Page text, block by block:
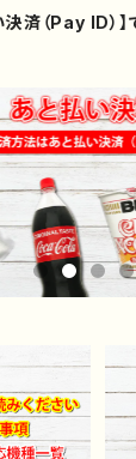
決済（Pay ID）】